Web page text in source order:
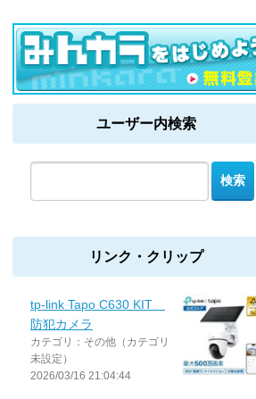
ユーザー内検索
リンク・クリップ
tp-link Tapo C630 KIT
防犯カメラ
カテゴリ：その他（カテゴリ
未設定）
2026/03/16 21:04:44